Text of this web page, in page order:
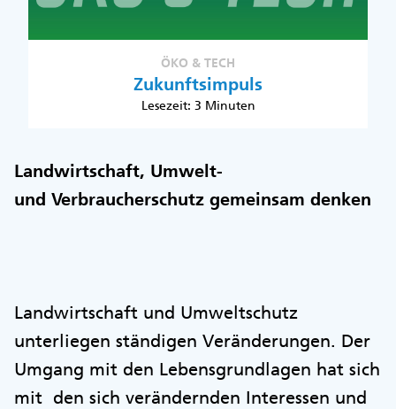
ÖKO & TECH
Zukunftsimpuls
Lesezeit: 3 Minuten
Landwirtschaft, Umwelt-
und Verbraucherschutz gemeinsam denken
Landwirtschaft und Umweltschutz
unterliegen ständigen Veränderungen. Der
Umgang mit den Lebensgrundlagen hat sich
mit den sich verändernden Interessen und